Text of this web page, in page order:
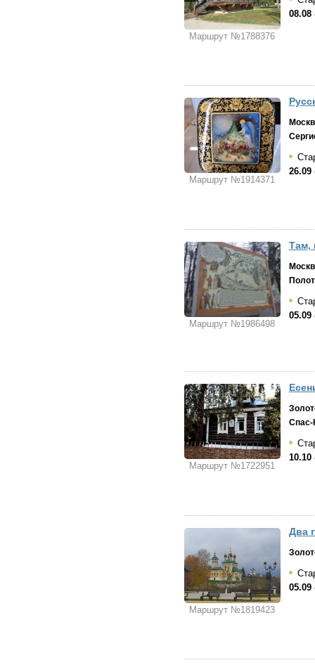
Маршрут №1788376
08.08
Маршрут №1914371
26.09
Маршрут №1986498
Там,
05.09
Маршрут №1722951
Спас-
10.10
Маршрут №1819423
Два
05.09